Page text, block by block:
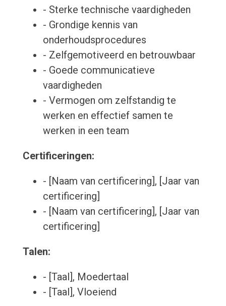
- Sterke technische vaardigheden
- Grondige kennis van
onderhoudsprocedures
- Zelfgemotiveerd en betrouwbaar
- Goede communicatieve
vaardigheden
- Vermogen om zelfstandig te
werken en effectief samen te
werken in een team
Certificeringen:
- [Naam van certificering], [Jaar van
certificering]
- [Naam van certificering], [Jaar van
certificering]
Talen:
- [Taal], Moedertaal
- [Taal], Vloeiend